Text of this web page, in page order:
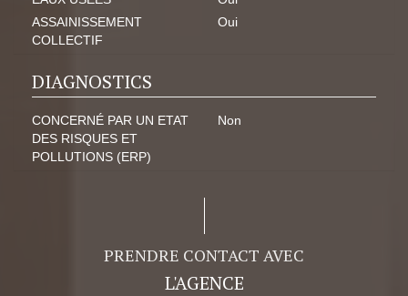
ASSAINISSEMENT
COLLECTIF
Oui
DIAGNOSTICS
CONCERNÉ PAR UN ETAT
DES RISQUES ET
POLLUTIONS (ERP)
Non
PRENDRE CONTACT AVEC
L'AGENCE